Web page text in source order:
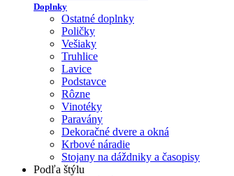
Doplnky
Ostatné doplnky
Poličky
Vešiaky
Truhlice
Lavice
Podstavce
Rôzne
Vinotéky
Paravány
Dekoračné dvere a okná
Krbové náradie
Stojany na dáždniky a časopisy
Podľa štýlu